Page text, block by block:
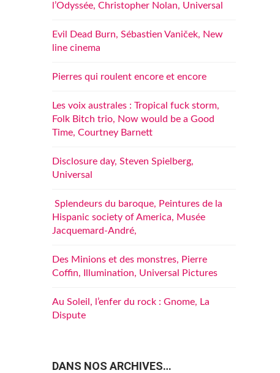
l’Odyssée, Christopher Nolan, Universal
Evil Dead Burn, Sébastien Vaniček, New
line cinema
Pierres qui roulent encore et encore
Les voix australes : Tropical fuck storm,
Folk Bitch trio, Now would be a Good
Time, Courtney Barnett
Disclosure day, Steven Spielberg,
Universal
Splendeurs du baroque, Peintures de la
Hispanic society of America, Musée
Jacquemard-André,
Des Minions et des monstres, Pierre
Coffin, Illumination, Universal Pictures
Au Soleil, l’enfer du rock : Gnome, La
Dispute
DANS NOS ARCHIVES…